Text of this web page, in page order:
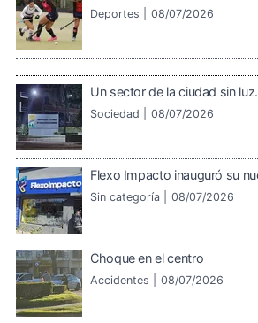
Deportes | 08/07/2026
Un sector de la ciudad sin
Sociedad | 08/07/2026
Flexo Impacto inauguró su
Sin categoría | 08/07/2026
Choque en el centro
Accidentes | 08/07/2026